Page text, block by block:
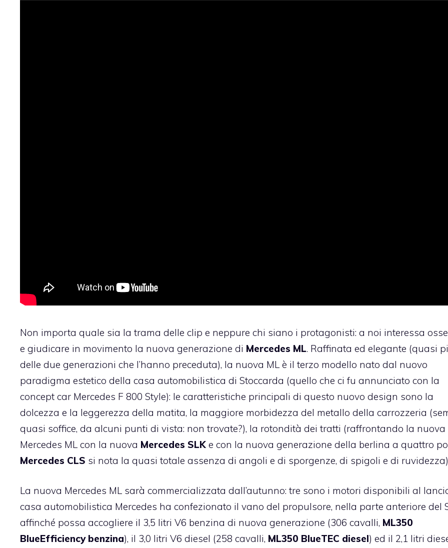
Non importa quale sia la trama delle clip e neppure chi siano i protagonisti: a noi interessa
e giudicare in movimento la nuova generazione di Mercedes ML. Raffinata ed elegante (quasi
delle due generazioni che l’hanno preceduta), la nuova ML è il terzo modello nato dal nuovo
paradigma estetico della casa automobilistica di Stoccarda (quello che ci fu annunciato con la
concept car Mercedes F 800 Style): le caratteristiche principali di questo nuovo design sono la
dolcezza e la leggerezza della matita, la maggiore morbidezza del metallo della carrozzeria
quasi soffice, da alcuni punti di vista: non trovate?), la rotondità dei tratti (raffrontando la nuova
Mercedes ML con la nuova Mercedes SLK e con la nuova generazione della berlina a quattro
Mercedes CLS si nota la quasi totale assenza di angoli e di sporgenze, di spigoli e di
La nuova Mercedes ML sarà commercializzata dall’autunno: tre sono i motori disponibili al
casa automobilistica Mercedes ha confezionato il vano del propulsore, nella parte anteriore del
affinché possa accogliere il 3,5 litri V6 benzina di nuova generazione (306 cavalli, ML350
BlueEfficiency benzina), il 3,0 litri V6 diesel (258 cavalli, ML350 BlueTEC diesel) ed il 2,1 litri